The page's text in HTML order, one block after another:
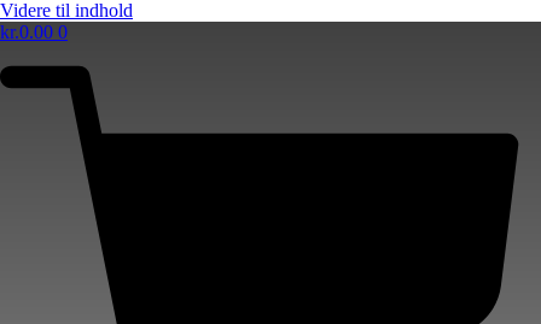
Videre til indhold
kr.0.00 0